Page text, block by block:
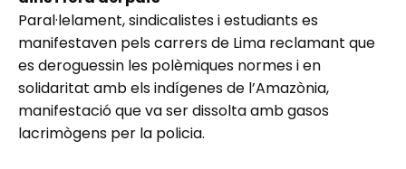
Paral·lelament, sindicalistes i estudiants es
manifestaven pels carrers de Lima reclamant que
es deroguessin les polèmiques normes i en
solidaritat amb els indígenes de l’Amazònia,
manifestació que va ser dissolta amb gasos
lacrimògens per la policia.